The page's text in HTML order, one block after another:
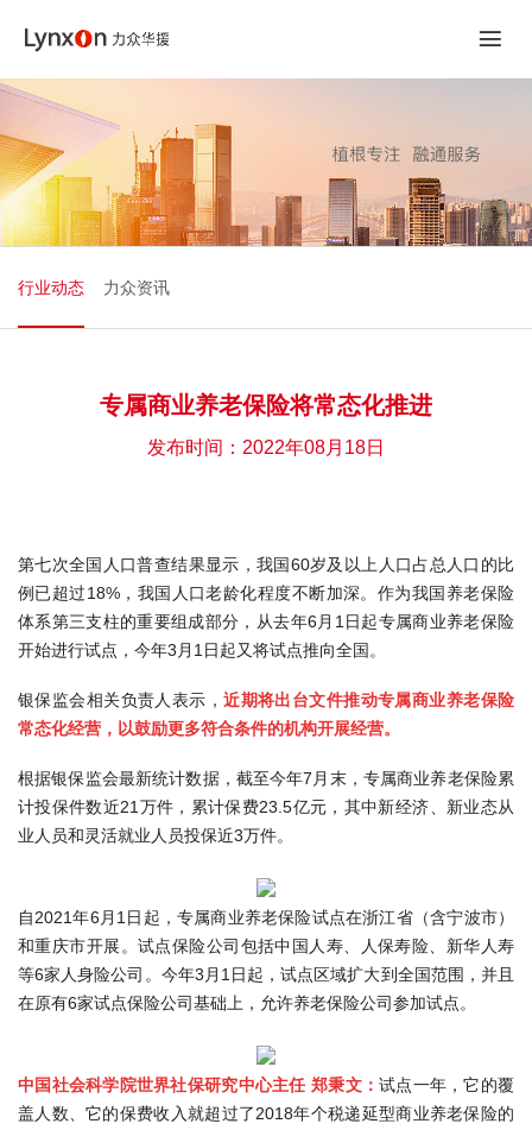
行业动态 力众资讯
专属商业养老保险将常态化推进
发布时间：2022年08月18日
第七次全国人口普查结果显示，我国60岁及以上人口占总人口的比
例已超过18%，我国人口老龄化程度不断加深。作为我国养老保险
体系第三支柱的重要组成部分，从去年6月1日起专属商业养老保险
开始进行试点，今年3月1日起又将试点推向全国。
银保监会相关负责人表示，近期将出台文件推动专属商业养老保险
常态化经营，以鼓励更多符合条件的机构开展经营。
根据银保监会最新统计数据，截至今年7月末，专属商业养老保险累
计投保件数近21万件，累计保费23.5亿元，其中新经济、新业态从
业人员和灵活就业人员投保近3万件。
自2021年6月1日起，专属商业养老保险试点在浙江省（含宁波市）
和重庆市开展。试点保险公司包括中国人寿、人保寿险、新华人寿
等6家人身险公司。今年3月1日起，试点区域扩大到全国范围，并且
在原有6家试点保险公司基础上，允许养老保险公司参加试点。
中国社会科学院世界社保研究中心主任 郑秉文：试点一年，它的覆
盖人数、它的保费收入就超过了2018年个税递延型商业养老保险的